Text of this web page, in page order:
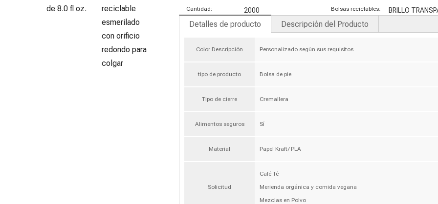
de 8.0 fl oz.
reciclable
esmerilado
con orificio
redondo para
colgar
Cantidad: 2000 Bolsas reciclables: BRILLO
Detalles de producto Descripción del Producto
Color Descripción Personalizado según sus requisitos
tipo de producto Bolsa de pie
Tipo de cierre Cremallera
Alimentos seguros Sí
Material Papel Kraft/ PLA
Solicitud
Café Té
Merienda orgánica y comida vegana
Mezclas en Polvo